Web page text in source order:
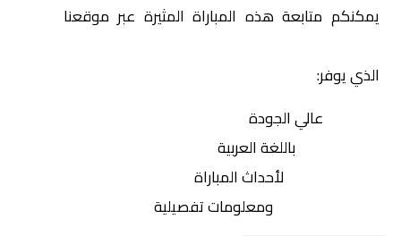
يمكنكم متابعة هذه المباراة المثيرة عبر موقعنا
الذي يوفر:
عالي الجودة
باللغة العربية
لأحداث المباراة
ومعلومات تفصيلية